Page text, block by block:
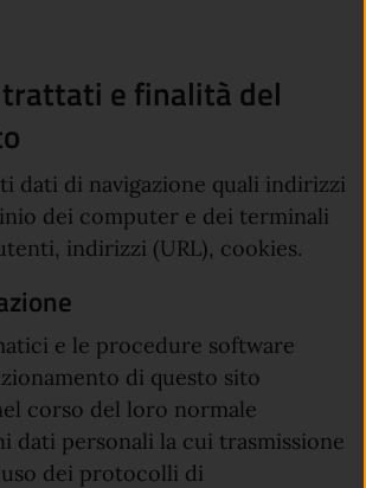
e finalità del
dati di navigazione quali indirizzi
dei computer e dei terminali
indirizzi (URL), cookies.
e le procedure software
di questo sito
corso del loro normale
dati personali la cui trasmissione
dei protocolli di